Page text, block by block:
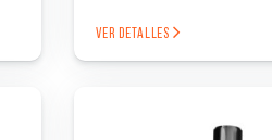
VER DETALLES